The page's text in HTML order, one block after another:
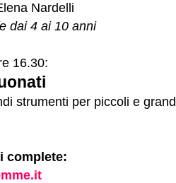
Nardelli
dai 4 ai 10 anni
16.30:
strumenti per piccoli e
complete: